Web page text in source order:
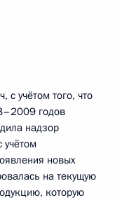
с учётом того, что
годов
надзор
новых
на текущую
которую